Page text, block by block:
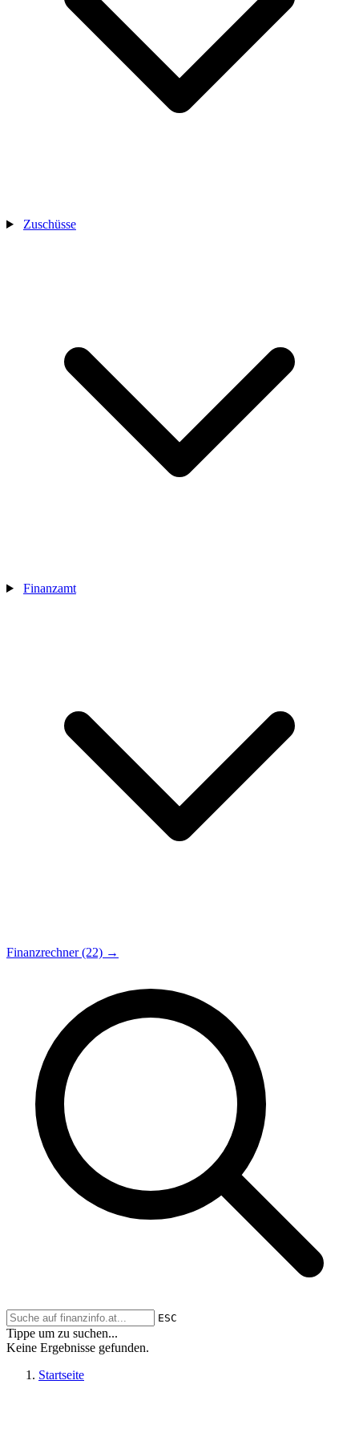
Zuschüsse
Finanzamt
Finanzrechner (22) →
ESC
Tippe um zu suchen...
Keine Ergebnisse gefunden.
Startseite